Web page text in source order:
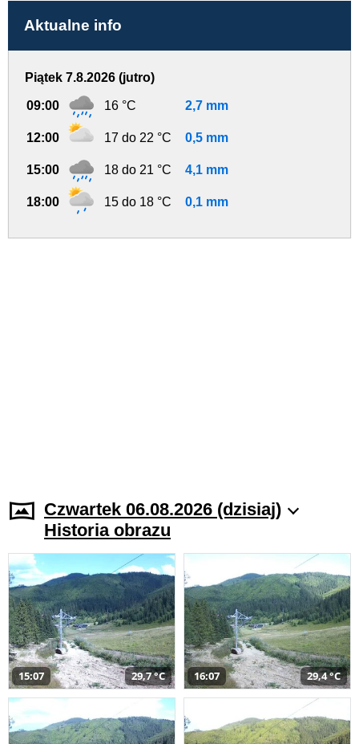
Aktualne info
Piątek 7.8.2026 (jutro)
09:00 16 °C 2,7 mm
12:00 17 do 22 °C 0,5 mm
15:00 18 do 21 °C 4,1 mm
18:00 15 do 18 °C 0,1 mm
Czwartek 06.08.2026 (dzisiaj)
Historia obrazu
15:07 29,7 °C 16:07 29,4 °C